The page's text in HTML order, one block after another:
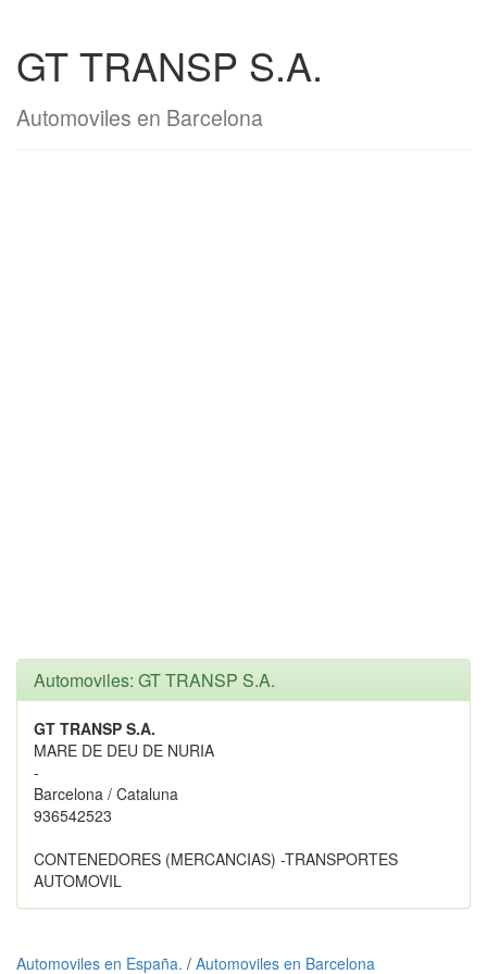
GT TRANSP S.A.
Automoviles en Barcelona
Automoviles: GT TRANSP S.A.
GT TRANSP S.A.
MARE DE DEU DE NURIA
-
Barcelona / Cataluna
936542523
CONTENEDORES (MERCANCIAS) -TRANSPORTES
AUTOMOVIL
Automoviles en España. / Automoviles en Barcelona